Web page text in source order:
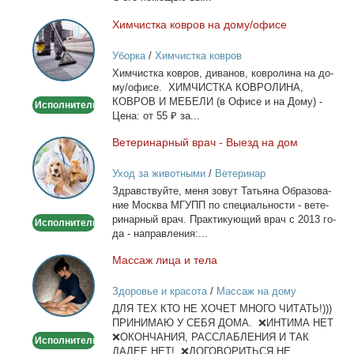
Химчистка
ковров
на
дому/
Исполнитель
Хим­чист­ка ков­ров на до­му/офи­се
Уборка/ Химчистка ковров
Хим­чист­ка ков­ров, ди­ва­нов, ков­ро­ли­на на до­
му/офи­се. ХИМЧИСТКА КОВРОЛИНА,
КОВРОВ И МЕБЕЛИ (в Офи­се и на До­му) -
Це­на: от 55 ₽ за...
Ветеринарный
врач
-
Выезд
дом
Исполнитель
Ве­те­ри­нар­ный врач - Вы­езд на дом
Уход за животными/ Ветеринар
Здрав­ствуй­те, ме­ня зо­вут Та­тья­на Об­ра­зо­ва­
ние Москва МГУПП по спе­ци­аль­но­сти - ве­те­
ри­нар­ный врач. Прак­ти­ку­ю­щий врач с 2013 го­
да - на­прав­ле­ния:...
Массаж
лица
и
тела
Исполнитель
Мас­саж ли­ца и те­ла
Здоровье и красота/ Массаж на дому
ДЛЯ ТЕХ КТО НЕ ХОЧЕТ МНОГО ЧИТАТЬ!)))
ПРИНИМАЮ У СЕБЯ ДОМА. ❌ИНТИМА НЕТ
❌ОКОНЧАНИЯ, РАССЛАБЛЕНИЯ И ТАК
ДАЛЕЕ НЕТ! ❌ДОГОВОРИТЬСЯ НЕ...